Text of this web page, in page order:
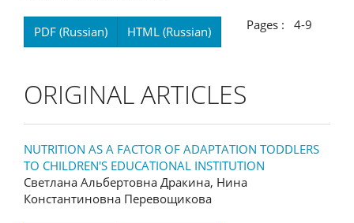
PDF (Russian) HTML (Russian) Pages : 4-9
ORIGINAL ARTICLES
NUTRITION AS A FACTOR OF ADAPTATION TODDLERS
TO CHILDREN'S EDUCATIONAL INSTITUTION
Светлана Альбертовна Дракина, Нина
Константиновна Перевощикова